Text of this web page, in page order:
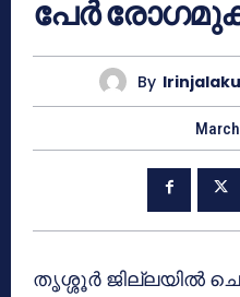
പേർ
By
തൃശ്ശൂർ ജില്ലയിൽ